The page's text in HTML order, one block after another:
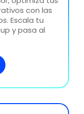
con las
Escala tu
y pasa al